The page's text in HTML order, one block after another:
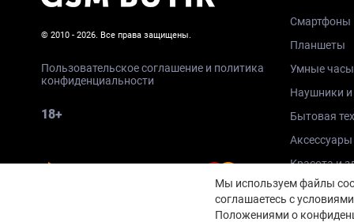
© 2010 - 2026. Все права защищены.
Пользовательское соглашение и политика
конфиденциальности
18+
Смартфоны
Планшеты
Умные
Наушники
Бытовая
Аксессуары
Красота и
Мы используем файлы
соглашаетесь с
Положениями о